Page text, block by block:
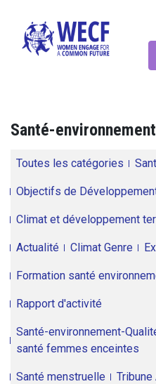
Santé-environnement
Toutes les catégories
Objectifs de
Climat et développement
Actualité Climat Genre
Formation santé
Rapport d'activité
Santé-environnement-
santé femmes enceintes
Santé menstruelle Tribune